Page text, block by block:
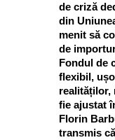
de criză
din
menit să
de
Fondul de
flexibil,
realităților,
fie ajustat
Florin
transmis